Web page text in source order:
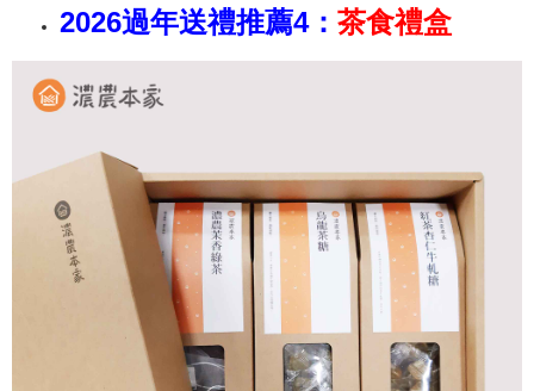
2026過年送禮推薦4： 茶食禮盒